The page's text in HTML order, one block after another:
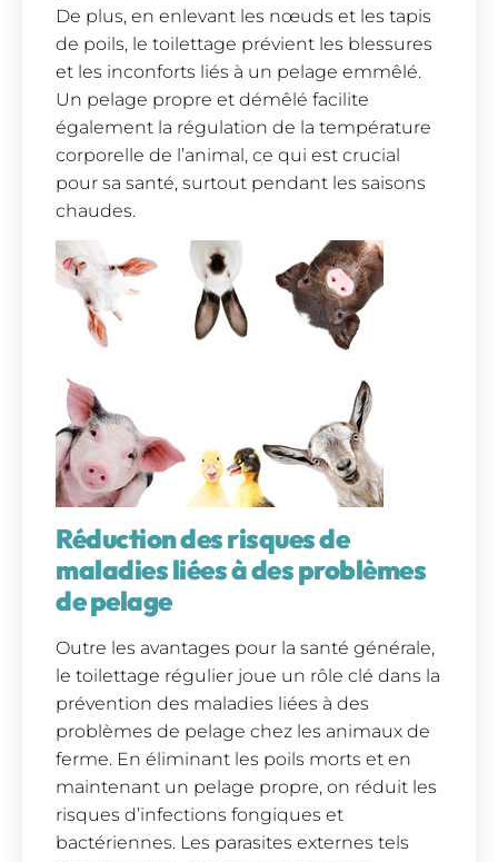
De plus, en enlevant les nœuds et les tapis
de poils, le toilettage prévient les blessures
et les inconforts liés à un pelage emmêlé.
Un pelage propre et démêlé facilite
également la régulation de la température
corporelle de l’animal, ce qui est crucial
pour sa santé, surtout pendant les saisons
chaudes.
Réduction des risques de
maladies liées à des problèmes
de pelage
Outre les avantages pour la santé générale,
le toilettage régulier joue un rôle clé dans la
prévention des maladies liées à des
problèmes de pelage chez les animaux de
ferme. En éliminant les poils morts et en
maintenant un pelage propre, on réduit les
risques d’infections fongiques et
bactériennes. Les parasites externes tels